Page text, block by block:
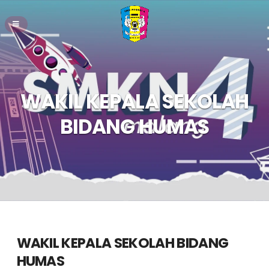
WAKIL KEPALA SEKOLAH
BIDANG HUMAS
WAKIL KEPALA SEKOLAH BIDANG
HUMAS